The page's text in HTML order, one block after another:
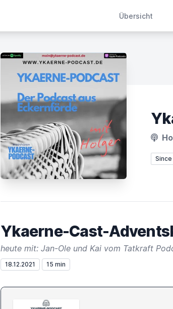
Übersicht
Since
Ykaerne-Cast-
heute mit: Jan-Ole und Kai vom Tatkraft
18.12.2021 15 min